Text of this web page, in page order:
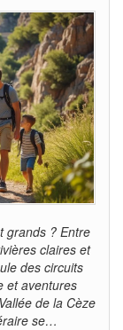
grands ? Entre
claires et
des circuits
et aventures
de la Cèze
se…